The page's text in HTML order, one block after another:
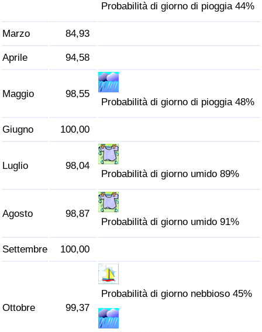
Probabilità di giorno di pioggia 44%
Marzo 84,93
Aprile 94,58
Maggio 98,55
Probabilità di giorno di pioggia 48%
Giugno 100,00
Luglio 98,04
Probabilità di giorno umido 89%
Agosto 98,87
Probabilità di giorno umido 91%
Settembre 100,00
Ottobre 99,37
Probabilità di giorno nebbioso 45%
Indice del Traffico
Indice del traffico (Corrente)
Indice del traffico per Nazione